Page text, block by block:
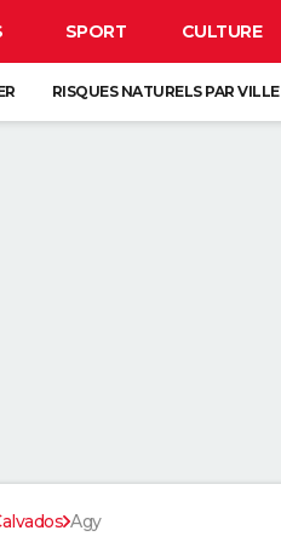
SPORT CULTURE
RISQUES NATURELS PAR VILLE
Agy